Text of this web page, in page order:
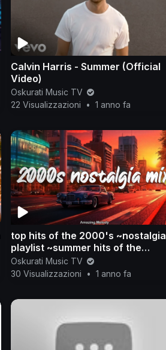
Calvin Harris - Summer (Official
Video)
Oskurati Music TV
22 Visualizzazioni
• 1 anno fa
top hits of the 2000's ~nostalgia
playlist ~summer hits of the
2000's radio mix
Oskurati Music TV
30 Visualizzazioni
• 1 anno fa